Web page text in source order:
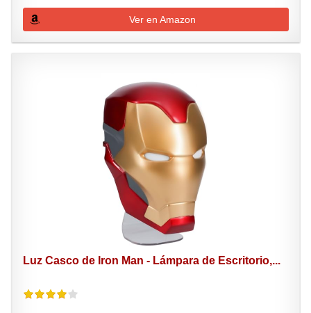
Ver en Amazon
Luz Casco de Iron Man - Lámpara de Escritorio,...